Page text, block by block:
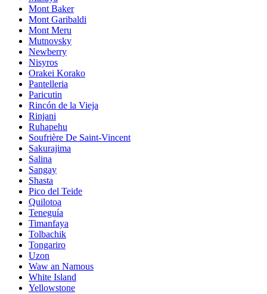
Mont Baker
Mont Garibaldi
Mont Meru
Mutnovsky
Newberry
Nisyros
Orakei Korako
Pantelleria
Paricutin
Rincón de la Vieja
Rinjani
Ruhapehu
Soufrière De Saint-Vincent
Sakurajima
Salina
Sangay
Shasta
Pico del Teide
Quilotoa
Teneguía
Timanfaya
Tolbachik
Tongariro
Uzon
Waw an Namous
White Island
Yellowstone